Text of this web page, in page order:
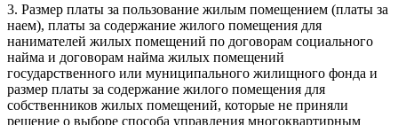
3. Размер платы за пользование жилым помещением (платы за
наем), платы за содержание жилого помещения для
нанимателей жилых помещений по договорам социального
найма и договорам найма жилых помещений
государственного или муниципального жилищного фонда и
размер платы за содержание жилого помещения для
собственников жилых помещений, которые не приняли
решение о выборе способа управления многоквартирным